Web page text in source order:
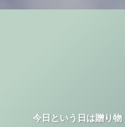
今日という日は贈り物